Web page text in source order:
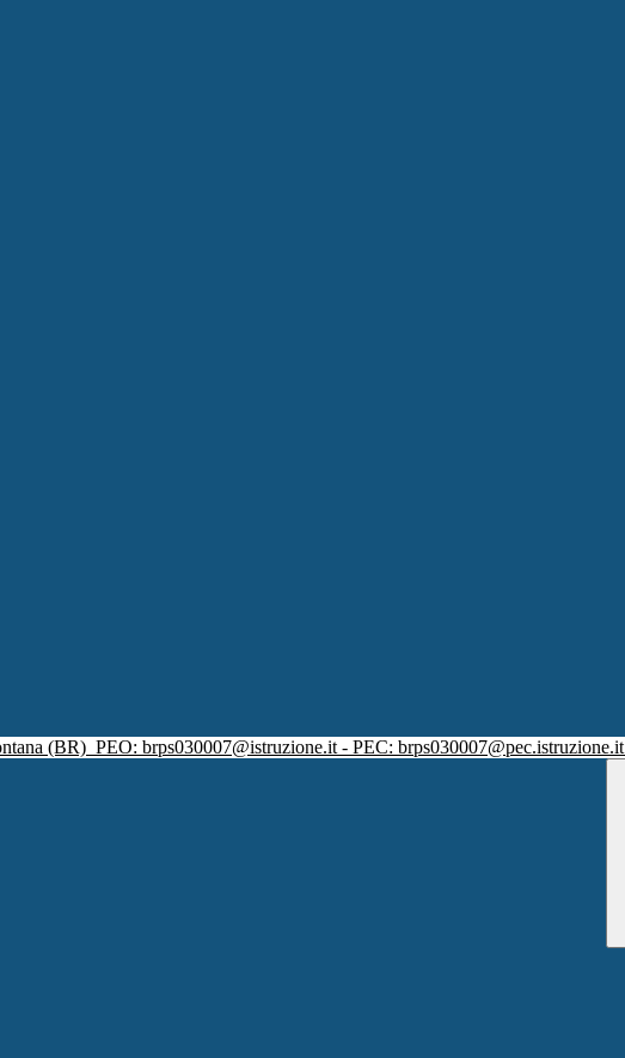
(BR) PEO: brps030007@istruzione.it - PEC: brps030007@pec.istruzione.it